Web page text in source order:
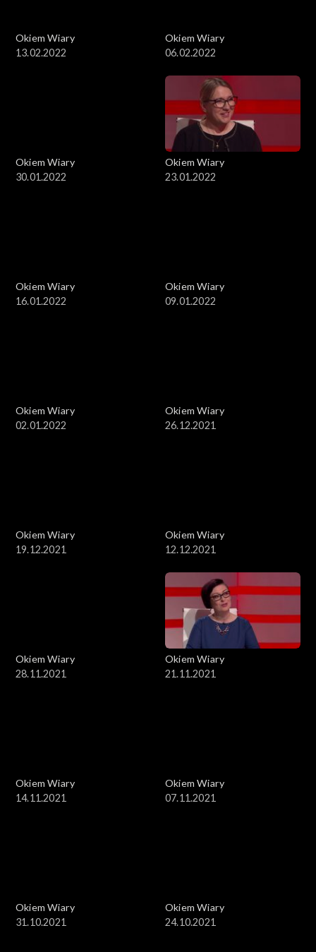
Okiem Wiary
13.02.2022
Okiem Wiary
06.02.2022
Okiem Wiary
30.01.2022
Okiem Wiary
23.01.2022
Okiem Wiary
16.01.2022
Okiem Wiary
09.01.2022
Okiem Wiary
02.01.2022
Okiem Wiary
26.12.2021
Okiem Wiary
19.12.2021
Okiem Wiary
12.12.2021
Okiem Wiary
28.11.2021
Okiem Wiary
21.11.2021
Okiem Wiary
14.11.2021
Okiem Wiary
07.11.2021
Okiem Wiary
31.10.2021
Okiem Wiary
24.10.2021